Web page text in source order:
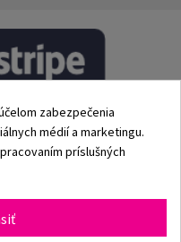
práva vyhradené.
zabezpečenia
médií a marketingu.
príslušných